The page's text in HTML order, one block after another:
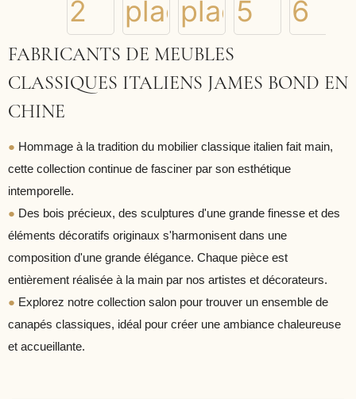
FABRICANTS DE MEUBLES
CLASSIQUES ITALIENS JAMES BOND EN
CHINE
● Hommage à la tradition du mobilier classique italien fait main,
cette collection continue de fasciner par son esthétique
intemporelle.
● Des bois précieux, des sculptures d'une grande finesse et des
éléments décoratifs originaux s'harmonisent dans une
composition d'une grande élégance. Chaque pièce est
entièrement réalisée à la main par nos artistes et décorateurs.
● Explorez notre collection salon pour trouver un ensemble de
canapés classiques, idéal pour créer une ambiance chaleureuse
et accueillante.